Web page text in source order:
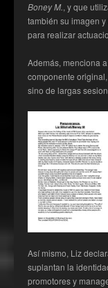
Boney M., y que
también su imagen
para realizar
Además, menciona
componente
sino de largas
Así mismo, Liz
suplantan la
promotores y